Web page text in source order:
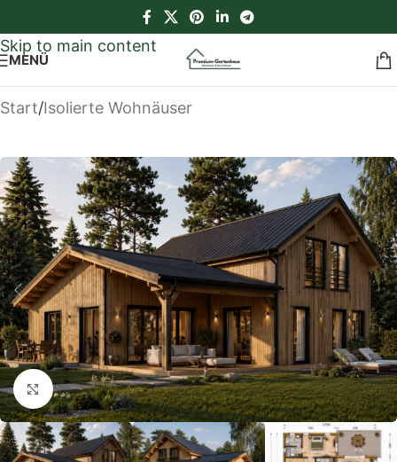
Skip to main content
MENÜ
Start/Isolierte Wohnäuser
Klick zum Vergrößern